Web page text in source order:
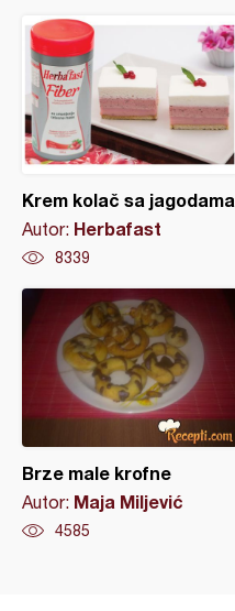
Krem kolač sa jagodama
Autor: Herbafast
8339
Brze male krofne
Autor: Maja Miljević
4585